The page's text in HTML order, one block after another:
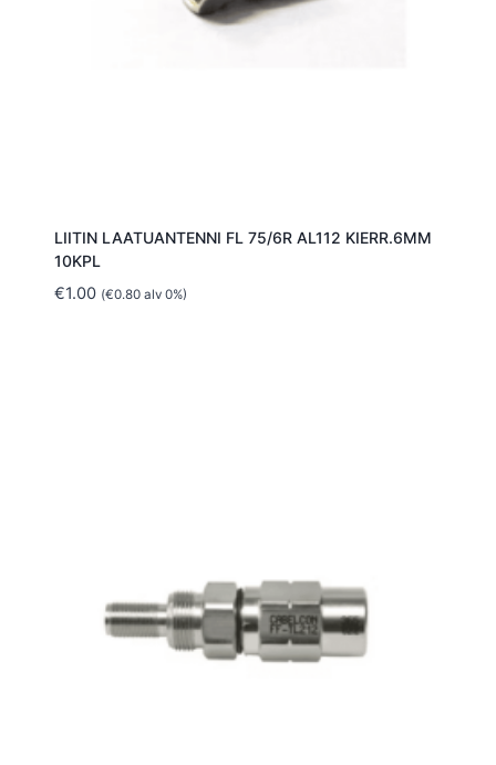
LIITIN LAATUANTENNI FL 75/6R AL112 KIERR.6MM
10KPL
€1.00 (€0.80alv 0%)